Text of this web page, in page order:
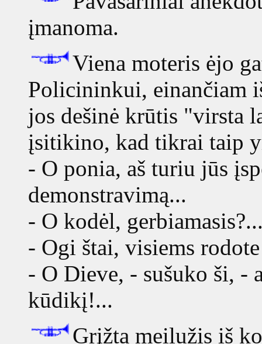
įmanoma.
Viena moteris ėjo
Policininkui, einančiam
jos dešinė krūtis "virsta
įsitikino, kad tikrai taip
- O ponia, aš turiu jūs
demonstravimą...
- O kodėl,
- Ogi štai, visiems
- O Dieve, - sušuko ši, -
kūdikį!...
Grįžta meilužis iš